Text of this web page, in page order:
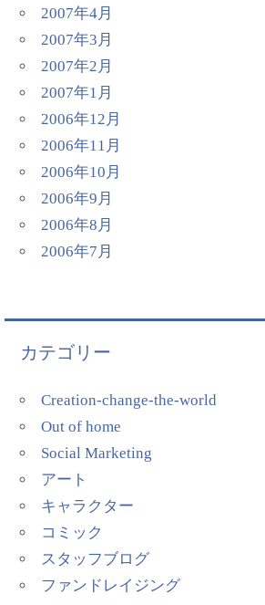
2007年4月
2007年3月
2007年2月
2007年1月
2006年12月
2006年11月
2006年10月
2006年9月
2006年8月
2006年7月
カテゴリー
Creation-change-the-world
Out of home
Social Marketing
アート
キャラクター
コミック
スタッフブログ
ファンドレイジング